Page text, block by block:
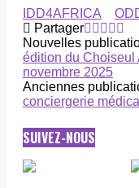
IDD4AFRICA
Partager
Nouvelles
édition du Choiseul
novembre 2025
Anciennes
conciergerie
SUIVEZ-NOUS